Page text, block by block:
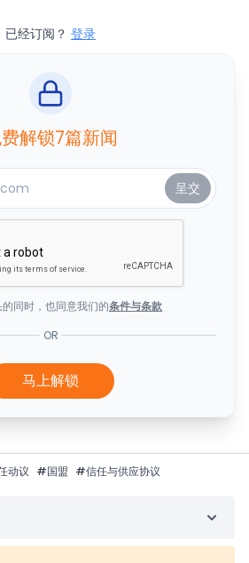
已经订阅？ 登录
解锁7篇新闻
同时，也同意我们的条件与条款
OR
马上解锁
动议 #国盟 #信任与供应协议